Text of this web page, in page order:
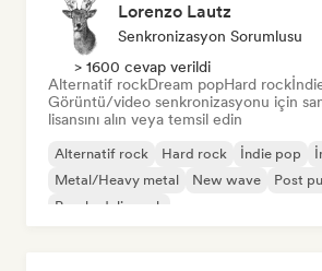
Lorenzo Lautz
Senkronizasyon Sorumlusu
> 1600 cevap verildi
Alternatif rockDream popHard rock
Görüntü/video senkronizasyonu için
lisansını alın veya temsil edin
Alternatif rock Hard rock İndie pop
Metal/Heavy metal
New wave
Post
Psychedelic rock